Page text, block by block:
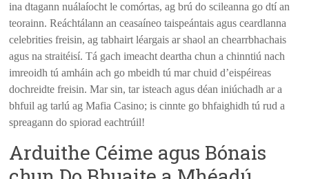
ina dtagann nuálaíocht le comórtas, ag brú do scileanna go dtí an
teorainn. Reáchtálann an ceasaíneo taispeántais agus ceardlanna
celebrities freisin, ag tabhairt léargais ar shaol an chearrbhachais
agus na straitéisí. Tá gach imeacht deartha chun a chinntiú nach
imreoidh tú amháin ach go mbeidh tú mar chuid d’eispéireas
dochreidte freisin. Mar sin, tar isteach agus déan iniúchadh ar a
bhfuil ag tarlú ag Mafia Casino; is cinnte go bhfaighidh tú rud a
spreagann do spiorad eachtrúil!
Arduithe Céime agus Bónais